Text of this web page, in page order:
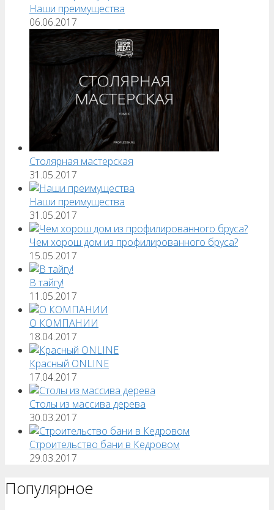
Наши преимущества
06.06.2017
Столярная мастерская
31.05.2017
Наши преимущества
31.05.2017
Чем хорош дом из профилированного бруса?
15.05.2017
В тайгу!
11.05.2017
О КОМПАНИИ
18.04.2017
Красный ONLINE
17.04.2017
Столы из массива дерева
30.03.2017
Строительство бани в Кедровом
29.03.2017
Популярное